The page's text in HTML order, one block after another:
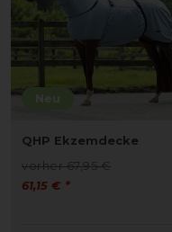
Neu
QHP Ekzemdecke
vorher 67,95 €
61,15 € *